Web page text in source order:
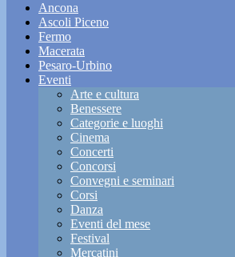
Ancona
Ascoli Piceno
Fermo
Macerata
Pesaro-Urbino
Eventi
Arte e cultura
Benessere
Categorie e luoghi
Cinema
Concerti
Concorsi
Convegni e seminari
Corsi
Danza
Eventi del mese
Festival
Mercatini